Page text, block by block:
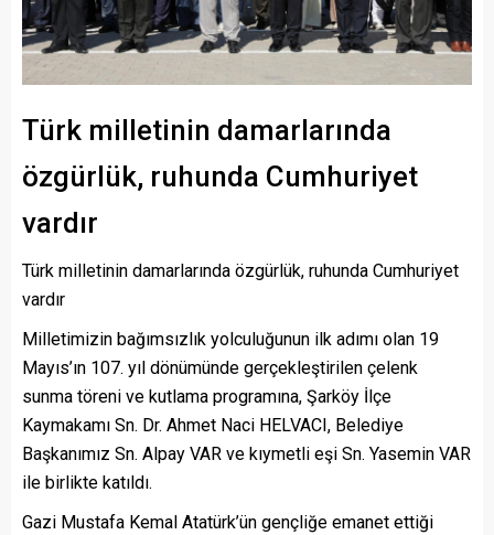
Türk milletinin damarlarında
özgürlük, ruhunda Cumhuriyet
vardır
Türk milletinin damarlarında özgürlük, ruhunda Cumhuriyet
vardır
Milletimizin bağımsızlık yolculuğunun ilk adımı olan 19
Mayıs’ın 107. yıl dönümünde gerçekleştirilen çelenk
sunma töreni ve kutlama programına, Şarköy İlçe
Kaymakamı Sn. Dr. Ahmet Naci HELVACI, Belediye
Başkanımız Sn. Alpay VAR ve kıymetli eşi Sn. Yasemin VAR
ile birlikte katıldı.
Gazi Mustafa Kemal Atatürk’ün gençliğe emanet ettiği